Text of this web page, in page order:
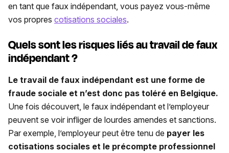
en tant que faux indépendant, vous payez vous-même
vos propres cotisations sociales.
Quels sont les risques liés au travail de faux
indépendant ?
Le travail de faux indépendant est une forme de
fraude sociale et n’est donc pas toléré en Belgique.
Une fois découvert, le faux indépendant et l’employeur
peuvent se voir infliger de lourdes amendes et sanctions.
Par exemple, l’employeur peut être tenu de payer les
cotisations sociales et le précompte professionnel